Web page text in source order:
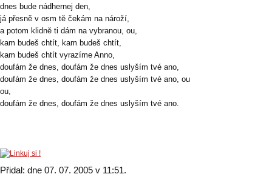
dnes bude nádhernej den,
já přesně v osm tě čekám na nároží,
a potom klidně ti dám na vybranou, ou,
kam budeš chtít, kam budeš chtít,
kam budeš chtít vyrazíme Anno,
doufám že dnes, doufám že dnes uslyším tvé ano,
doufám že dnes, doufám že dnes uslyším tvé ano, ou
ou,
doufám že dnes, doufám že dnes uslyším tvé ano.
Přidal: dne 07. 07. 2005 v 11:51.